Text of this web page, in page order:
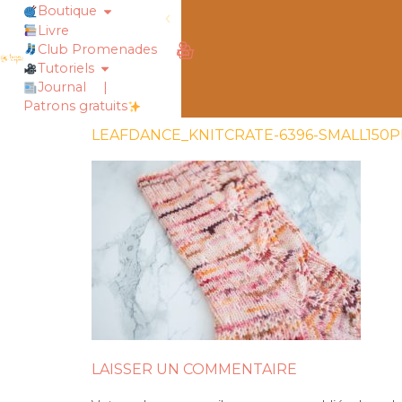
chaussettes douillettes :: le livre
Boutique
Livre
Club Promenades
Tutoriels
Journal
|
Patrons gratuits
LEAFDANCE_KNITCRATE-6396-
LAISSER UN COMMENTAIRE